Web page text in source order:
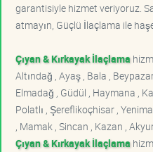
garantisiyle hizmet veriyoruz.
atmayın, Güçlü İlaçlama ile
Çıyan & Kırkayak İlaçlama
Altındağ , Ayaş , Bala ,
Elmadağ , Güdül , Haymana ,
Polatlı , Şereflikoçhisar ,
, Mamak , Sincan , Kazan ,
Çıyan & Kırkayak İlaçlama